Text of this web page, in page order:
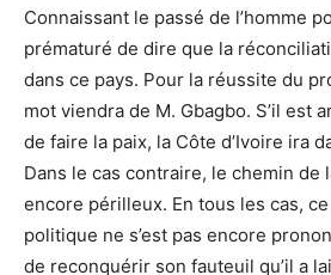
Connaissant le passé de l’homme
prématuré de dire que la
dans ce pays. Pour la réussite du
mot viendra de M. Gbagbo. S’il est
de faire la paix, la Côte d’Ivoire ira
Dans le cas contraire, le chemin de
encore périlleux. En tous les cas,
politique ne s’est pas encore
de reconquérir son fauteuil qu’il a